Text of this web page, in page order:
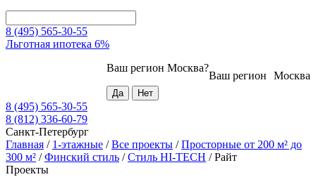
8 (495) 565-30-55
Льготная ипотека 6%
Москва
Ваш регион
Ваш регион Москва?
8 (495) 565-30-55
8 (812) 336-60-79
Санкт-Петербург
Главная / 1-этажные /Все проекты /Просторные от 200 м² до
300 м² /Финский стиль /Стиль HI-TECH /Райт
Проекты